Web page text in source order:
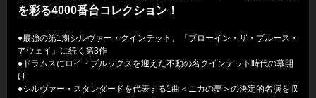
を彩る4000番台コレクション！
●最強の第1期シルヴァー・クインテット、『ブローイン・ザ・ブルース・
アウェイ』に続く第3作
●ドラムスにロイ・ブルックスを迎えた不動の名クインテット時代の幕開
け
●シルヴァー・スタンダードを代表する1曲＜ニカの夢＞の決定的名演を収